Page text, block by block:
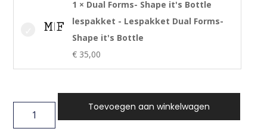
1 × Dual Forms- Shape it's Bottle
lespakket - Lespakket Dual Forms-
Shape it's Bottle
€ 35,00
Toevoegen aan winkelwagen